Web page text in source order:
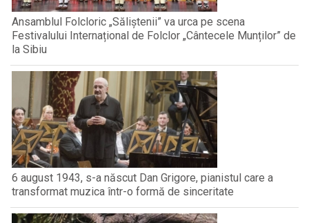
Ansamblul Folcloric „Săliștenii” va urca pe scena
Festivalului Internațional de Folclor „Cântecele Munților” de
la Sibiu
6 august 1943, s-a născut Dan Grigore, pianistul care a
transformat muzica într-o formă de sinceritate